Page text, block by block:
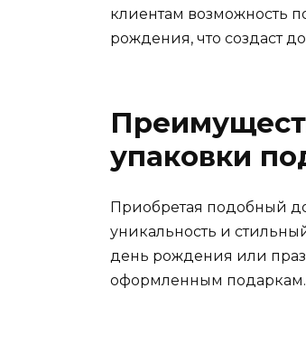
клиентам возможность
рождения, что создаст
упаковки
Приобретая подобный
уникальность и
день рождения или
оформленным подаркам.